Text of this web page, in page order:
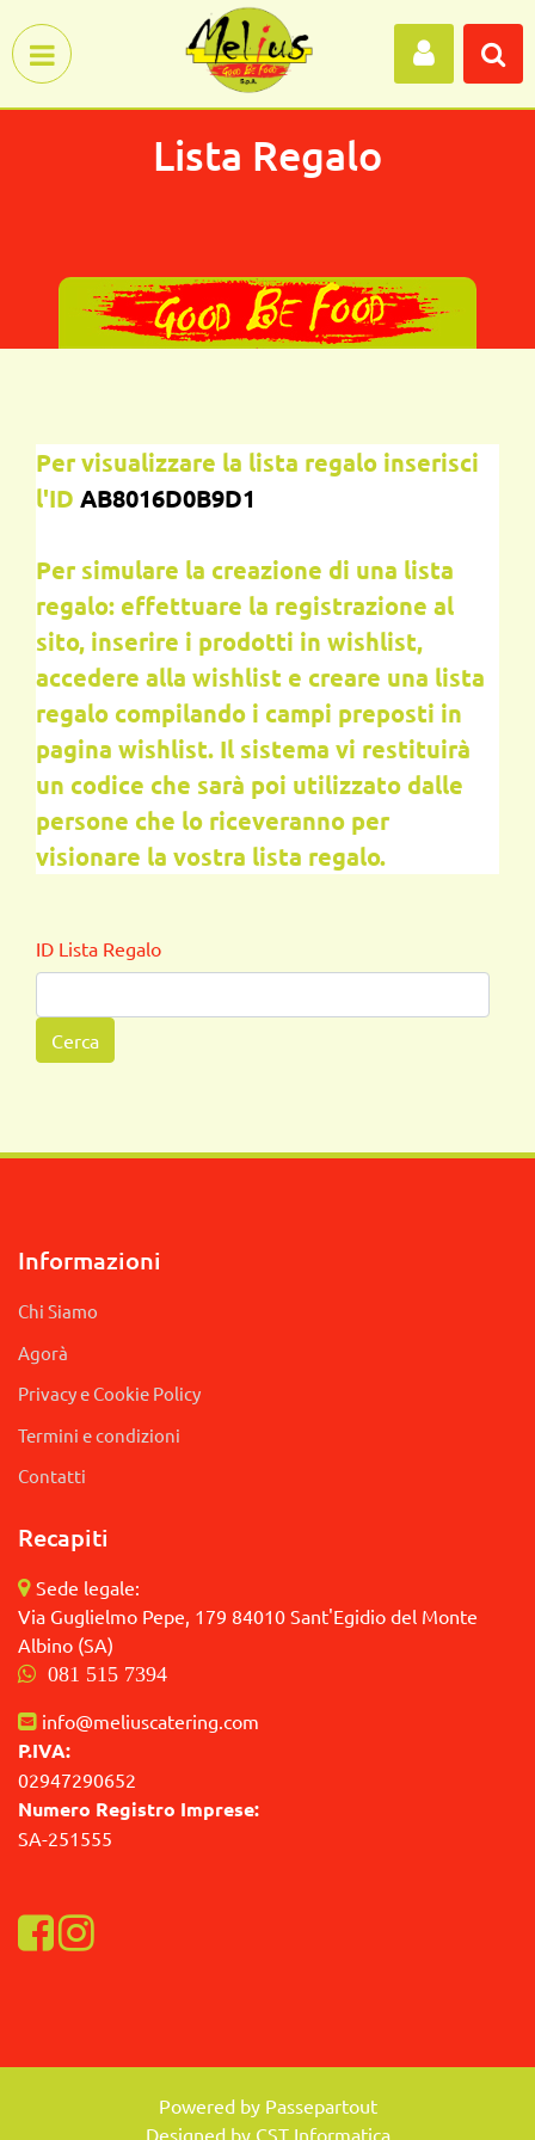
Lista Regalo
Per visualizzare la lista regalo inserisci
l'ID AB8016D0B9D1
Per simulare la creazione di una lista
regalo: effettuare la registrazione al
sito, inserire i prodotti in wishlist,
accedere alla wishlist e creare una lista
regalo compilando i campi preposti in
pagina wishlist. Il sistema vi restituirà
un codice che sarà poi utilizzato dalle
persone che lo riceveranno per
visionare la vostra lista regalo.
ID Lista Regalo
Cerca
Informazioni
Chi Siamo
Agorà
Privacy e Cookie Policy
Termini e condizioni
Contatti
Recapiti
Sede legale:
Via Guglielmo Pepe, 179 84010 Sant'Egidio del Monte
Albino (SA)
081 515 7394
info@meliuscatering.com
P.IVA:
02947290652
Numero Registro Imprese:
SA-251555
Visualizza la nostra pagina Facebook
Visualizza il nostro profilo Instagram
Powered by Passepartout
Designed by CST Informatica